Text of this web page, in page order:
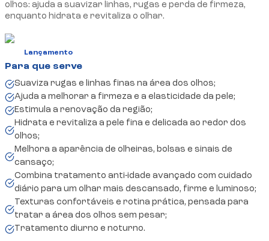
olhos: ajuda a suavizar linhas, rugas e perda de firmeza,
enquanto hidrata e revitaliza o olhar.
Lançamento
Suaviza rugas e linhas finas na área dos olhos;
Ajuda a melhorar a firmeza e a elasticidade da pele;
Estimula a renovação da região;
Hidrata e revitaliza a pele fina e delicada ao redor dos
olhos;
Melhora a aparência de olheiras, bolsas e sinais de
cansaço;
Combina tratamento anti-idade avançado com cuidado
diário para um olhar mais descansado, firme e luminoso;
Texturas confortáveis e rotina prática, pensada para
tratar a área dos olhos sem pesar;
Tratamento diurno e noturno.